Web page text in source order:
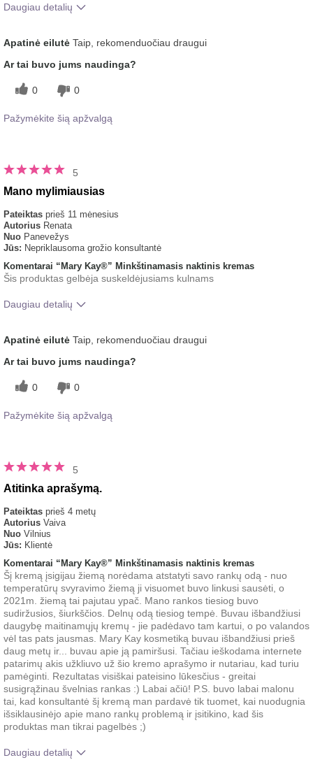
Daugiau detalių
šio produkto naudojimo?
odos, Tolygiai tepamas
Apatinė eilutė Taip, rekomenduočiau draugui
Ar tai buvo jums naudinga?
0 0
Pažymėkite šią apžvalgą
5
Mano mylimiausias
Pateiktas prieš 11 mėnesius
Autorius Renata
Nuo Panevežys
Jūs: Nepriklausoma grožio konsultantė
Komentarai “Mary Kay®” Minkštinamasis naktinis kremas
Šis produktas gelbėja suskeldėjusiams kulnams
Daugiau detalių
produkto naudojimo?
Apatinė eilutė Taip, rekomenduočiau draugui
Ar tai buvo jums naudinga?
0 0
Pažymėkite šią apžvalgą
5
Atitinka aprašymą.
Pateiktas prieš 4 metų
Autorius Vaiva
Nuo Vilnius
Jūs: Klientė
Komentarai “Mary Kay®” Minkštinamasis naktinis kremas
Šį kremą įsigijau žiemą norėdama atstatyti savo rankų odą - nuo
temperatūrų svyravimo žiemą ji visuomet buvo linkusi sausėti, o
2021m. žiemą tai pajutau ypač. Mano rankos tiesiog buvo
sudiržusios, šiurkščios. Delnų odą tiesiog tempė. Buvau išbandžiusi
daugybę maitinamųjų kremų - jie padėdavo tam kartui, o po valandos
vėl tas pats jausmas. Mary Kay kosmetiką buvau išbandžiusi prieš
daug metų ir... buvau apie ją pamiršusi. Tačiau ieškodama internete
patarimų akis užkliuvo už šio kremo aprašymo ir nutariau, kad turiu
pamėginti. Rezultatas visiškai pateisino lūkesčius - greitai
susigrąžinau švelnias rankas :) Labai ačiū! P.S. buvo labai malonu
tai, kad konsultantė šį kremą man pardavė tik tuomet, kai nuodugnia
išsiklausinėjo apie mano rankų problemą ir įsitikino, kad šis
produktas man tikrai pagelbės ;)
Daugiau detalių